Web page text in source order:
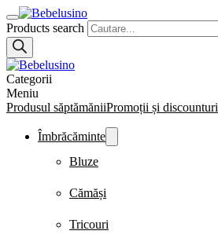
Products search
Categorii
Meniu
Produsul săptămăniiPromoții și discounturi
Îmbrăcăminte
Bluze
Cămăși
Tricouri